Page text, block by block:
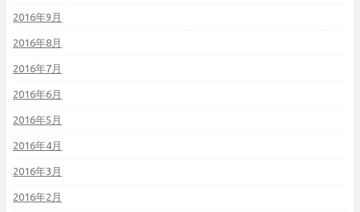
2016年9月
2016年8月
2016年7月
2016年6月
2016年5月
2016年4月
2016年3月
2016年2月